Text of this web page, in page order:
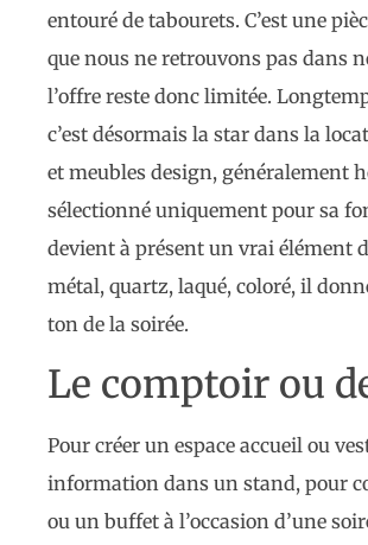
entouré de tabourets. C’est une
que nous ne retrouvons pas dans
l’offre reste donc limitée.
c’est désormais la star dans la
et meubles design, généralement
sélectionné uniquement pour sa
devient à présent un vrai élément
métal, quartz, laqué, coloré, il
ton de la soirée.
Le comptoir ou
Pour créer un espace accueil ou
information dans un stand, pour
ou un buffet à l’occasion d’une